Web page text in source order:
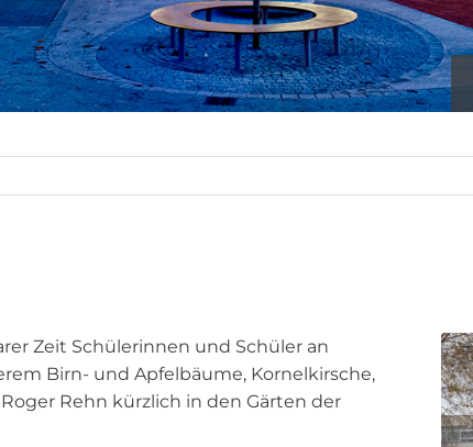
Zeit Schülerinnen und Schüler an
Birn- und Apfelbäume, Kornelkirsche,
Rehn kürzlich in den Gärten der